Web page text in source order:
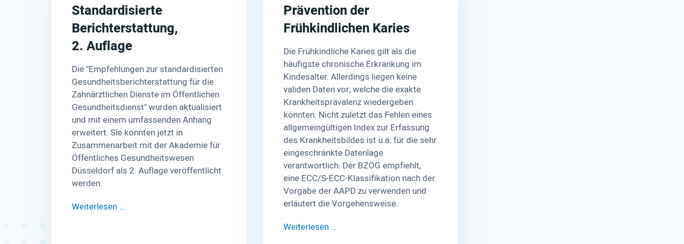
Standardisierte
Berichterstattung,
2. Auflage
Die "Empfehlungen zur standardisierten
Gesundheitsberichterstattung für die
Zahnärztlichen Dienste im Öffentlichen
Gesundheitsdienst" wurden aktualisiert
und mit einem umfassenden Anhang
erweitert. Sie konnten jetzt in
Zusammenarbeit mit der Akademie für
Öffentliches Gesundheitswesen
Düsseldorf als 2. Auflage veröffentlicht
werden.
Weiterlesen …
Prävention der
Frühkindlichen Karies
Die Frühkindliche Karies gilt als die
häufigste chronische Erkrankung im
Kindesalter. Allerdings liegen keine
validen Daten vor, welche die exakte
Krankheitsprävalenz wiedergeben
könnten. Nicht zuletzt das Fehlen eines
allgemeingültigen Index zur Erfassung
des Krankheitsbildes ist u.a. für die sehr
eingeschränkte Datenlage
verantwortlich. Der BZÖG empfiehlt,
eine ECC/S-ECC-Klassifikation nach der
Vorgabe der AAPD zu verwenden und
erläutert die Vorgehensweise.
Weiterlesen …